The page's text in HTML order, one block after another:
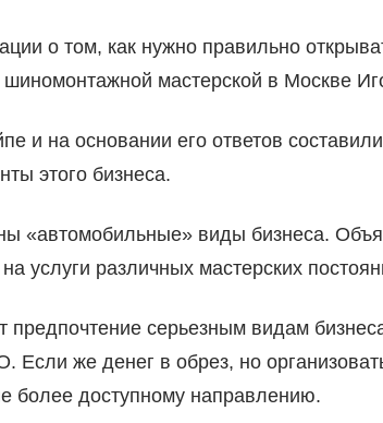
о том, как нужно правильно
мастерской в Москве
и на основании его ответов
этого бизнеса.
«автомобильные» виды бизнеса.
услуги различных мастерских
серьезным видам
Если же денег в обрез, но
более доступному направлению.